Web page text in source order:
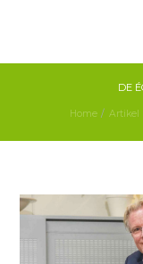
DE
Home Artikel